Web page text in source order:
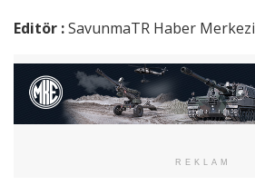
Editör :SavunmaTR Haber Merkezi
REKLAM